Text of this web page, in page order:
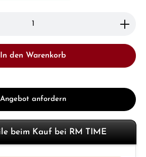
Gib den gewünschten Wert ein
In den Warenkorb
Angebot anfordern
beim Kauf bei RM TIME